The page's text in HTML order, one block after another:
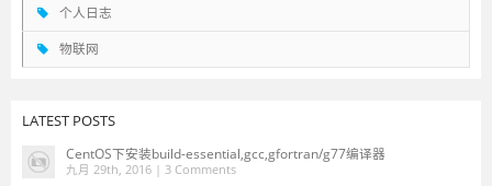
个人日志
物联网
LATEST POSTS
CentOS下安装build-essential,gcc,gfortran/g77编译器
九月 29th, 2016 | 3 Comments